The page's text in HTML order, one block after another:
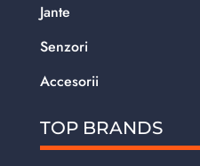
Jante
Senzori
Accesorii
TOP BRANDS